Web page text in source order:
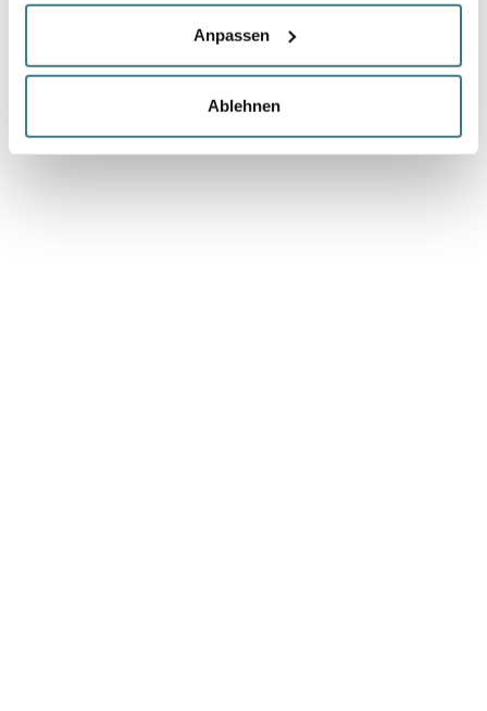
keinen oder nur einzelnen Cookies zustimmen möchten,
klicken Sie bitte auf „Individuelle Einstellungen“. Dort
Anpassen
Ablehnen